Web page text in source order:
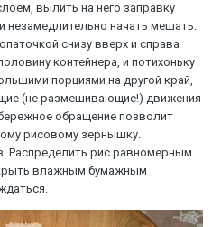
вылить на него заправку
незамедлительно начать мешать.
снизу вверх и справа
контейнера, и потихоньку
порциями на другой край,
(не размешивающие!) движения
обращение позволит
рисовому зернышку.
Распределить рис равномерным
влажным бумажным